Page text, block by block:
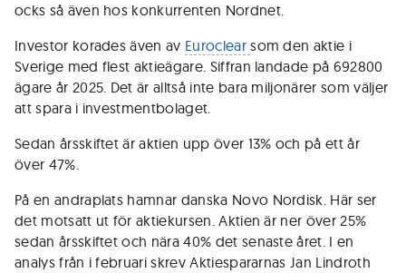
ocks så även hos konkurrenten Nordnet.
Investor korades även av Euroclearsom den aktie i
Sverige med flest aktieägare. Siffran landade på 692800
ägare år 2025. Det är alltså inte bara miljonärer som väljer
att spara i investmentbolaget.
Sedan årsskiftet är aktien upp över 13% och på ett år
över 47%.
På en andraplats hamnar danska Novo Nordisk. Här ser
det motsatt ut för aktiekursen. Aktien är ner över 25%
sedan årsskiftet och nära 40% det senaste året. I en
analys från i februari skrev Aktiespararnas Jan Lindroth